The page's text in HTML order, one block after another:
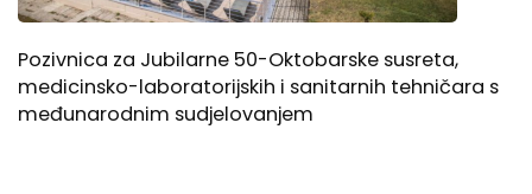
Pozivnica za Jubilarne 50-Oktobarske susreta,
medicinsko-laboratorijskih i sanitarnih tehničara s
međunarodnim sudjelovanjem